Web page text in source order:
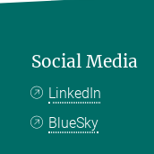
Social Media
LinkedIn
BlueSky